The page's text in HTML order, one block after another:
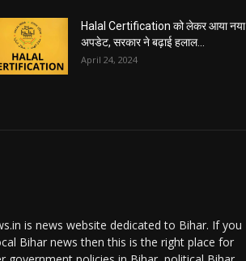
Halal Certification को लेकर आया नया
अपडेट, सरकार ने बढ़ाई हलाल...
April 24, 2024
is news website dedicated to Bihar. If you
Bihar news then this is the right place for